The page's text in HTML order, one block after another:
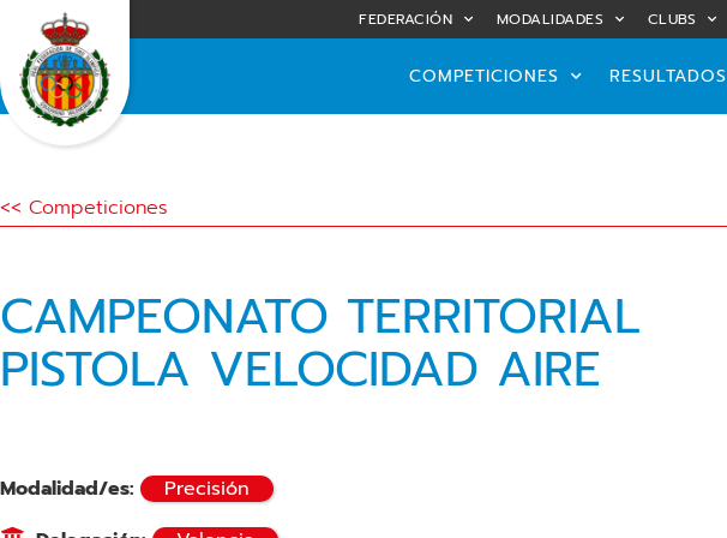
FEDERACIÓN MODALIDADES CLUBS
COMPETICIONES RESULTADOS
<< Competiciones
CAMPEONATO TERRITORIAL
PISTOLA VELOCIDAD AIRE
Modalidad/es:
Precisión